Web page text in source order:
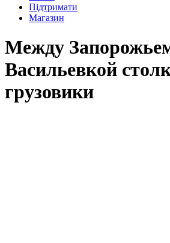
Підтримати
Магазин
Между
Васильевкой
грузовики